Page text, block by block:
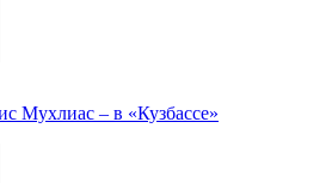
Мухлиас – в «Кузбассе»